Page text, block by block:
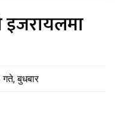
इजरायलमा
बुधबार